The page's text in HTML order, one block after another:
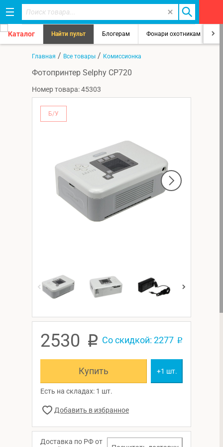
Каталог Найти пульт Блогерам Фонари охотникам
Главная / Все товары / Комиссионка
Фотопринтер Selphy CP720
Номер товара: 45303
Б/У
2530 p Со скидкой: 2277 p
Купить +1 шт.
Есть на складах: 1 шт.
Доставка по РФ от